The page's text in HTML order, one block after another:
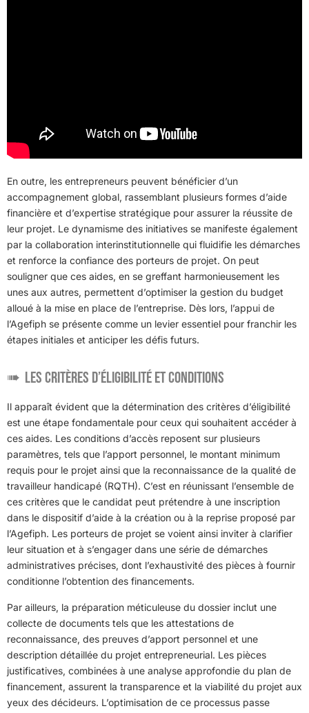
En outre, les entrepreneurs peuvent bénéficier d’un
accompagnement global, rassemblant plusieurs formes d’aide
financière et d’expertise stratégique pour assurer la réussite de
leur projet. Le dynamisme des initiatives se manifeste également
par la collaboration interinstitutionnelle qui fluidifie les démarches
et renforce la confiance des porteurs de projet. On peut
souligner que ces aides, en se greffant harmonieusement les
unes aux autres, permettent d’optimiser la gestion du budget
alloué à la mise en place de l’entreprise. Dès lors, l’appui de
l’Agefiph se présente comme un levier essentiel pour franchir les
étapes initiales et anticiper les défis futurs.
Les critères d’éligibilité et conditions
Il apparaît évident que la détermination des critères d’éligibilité
est une étape fondamentale pour ceux qui souhaitent accéder à
ces aides. Les conditions d’accès reposent sur plusieurs
paramètres, tels que l’apport personnel, le montant minimum
requis pour le projet ainsi que la reconnaissance de la qualité de
travailleur handicapé (RQTH). C’est en réunissant l’ensemble de
ces critères que le candidat peut prétendre à une inscription
dans le dispositif d’aide à la création ou à la reprise proposé par
l’Agefiph. Les porteurs de projet se voient ainsi inviter à clarifier
leur situation et à s’engager dans une série de démarches
administratives précises, dont l’exhaustivité des pièces à fournir
conditionne l’obtention des financements.
Par ailleurs, la préparation méticuleuse du dossier inclut une
collecte de documents tels que les attestations de
reconnaissance, des preuves d’apport personnel et une
description détaillée du projet entrepreneurial. Les pièces
justificatives, combinées à une analyse approfondie du plan de
financement, assurent la transparence et la viabilité du projet aux
yeux des décideurs. L’optimisation de ce processus passe